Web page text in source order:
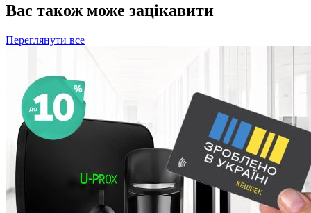
Вас також може зацікавити
Переглянути все